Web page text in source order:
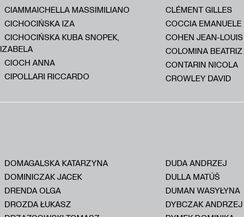
CIAMMAICHELLA MASSIMILIANO
CICHOCIŃSKA IZA
CICHOCIŃSKA KUBA SNOPEK,
IZABELA
CIOCH ANNA
CIPOLLARI RICCARDO
CLÉMENT GILLES
COCCIA EMANUELE
COHEN JEAN-LOUIS
COLOMINA BEATRIZ
CONTARIN NICOLA
CROWLEY DAVID
DOMAGALSKA KATARZYNA
DOMINICZAK JACEK
DRENDA OLGA
DROZDA ŁUKASZ
DUDA ANDRZEJ
DULLA MATÚŠ
DUMAN WASYŁYNA
DYBCZAK ANDRZEJ